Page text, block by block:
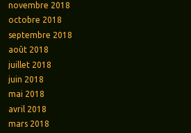
novembre 2018
octobre 2018
septembre 2018
août 2018
juillet 2018
juin 2018
mai 2018
avril 2018
mars 2018